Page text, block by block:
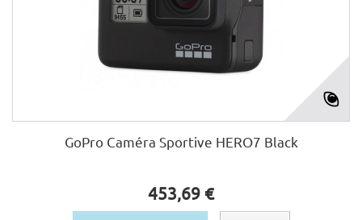
GoPro Caméra Sportive HERO7 Black
453,69 €